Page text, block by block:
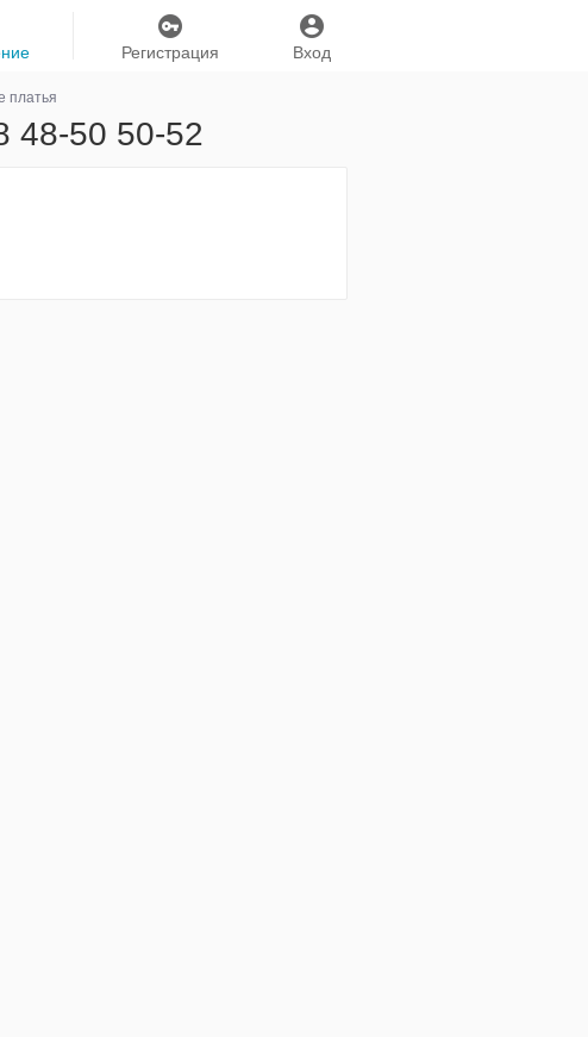
Вход
Регистрация
платья
48-50 50-52